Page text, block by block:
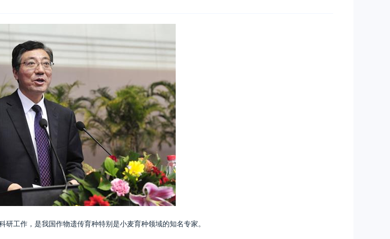
工作，是我国作物遗传育种特别是小麦育种领域的知名专家。